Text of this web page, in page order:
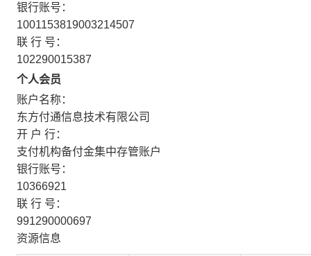
银行账号：
1001153819003214507
联 行 号：
102290015387
个人会员
账户名称：
东方付通信息技术有限公司
开 户 行：
支付机构备付金集中存管账户
银行账号：
10366921
联 行 号：
991290000697
资源信息